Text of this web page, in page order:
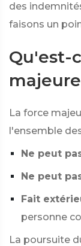
des
faisons un
Qu'est-
La force
l'ensemble
Ne peut
Ne peut
Fait
personne
La poursuite